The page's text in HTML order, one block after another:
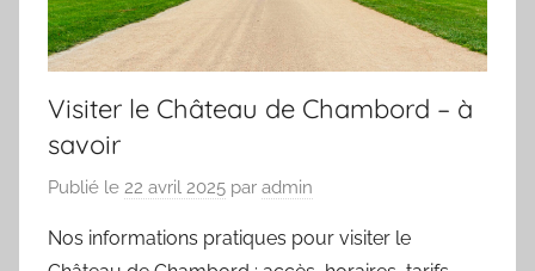
Visiter le Château de Chambord – à
savoir
Publié le 22 avril 2025 par admin
Nos informations pratiques pour visiter le